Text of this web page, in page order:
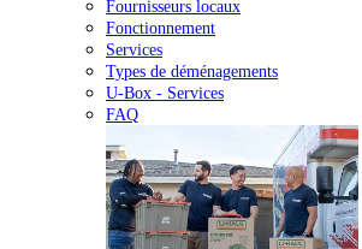
Fournisseurs locaux
Fonctionnement
Services
Types de déménagements
U-Box - Services
FAQ